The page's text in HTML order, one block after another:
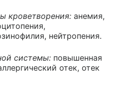
кроветворения: анемия,
нейтропения.
системы: повышенная
отек, отек